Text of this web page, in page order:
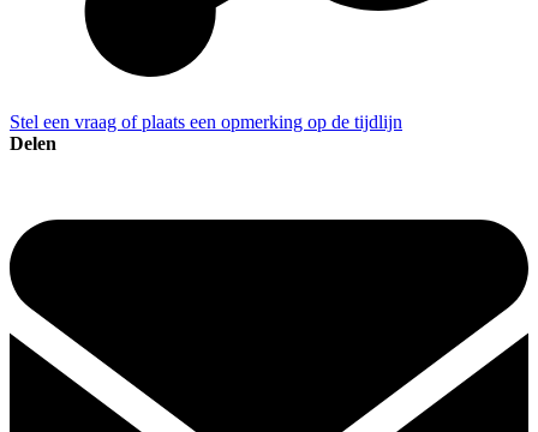
Stel een vraag of plaats een opmerking op de tijdlijn
Delen